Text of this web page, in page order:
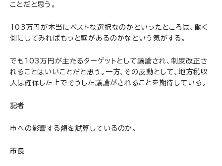
ことだと思う。
103万円が本当にベストな選択なのかといったところは、働く
側にしてみればもっと壁があるのかなという気がする。
でも103万円が主たるターゲットとして議論され、制度改正さ
れることはいいことだと思う。一方、その反動として、地方税収
入は確保した上でそうした議論がされることを期待している。
記者
市への影響する額を試算しているのか。
市長